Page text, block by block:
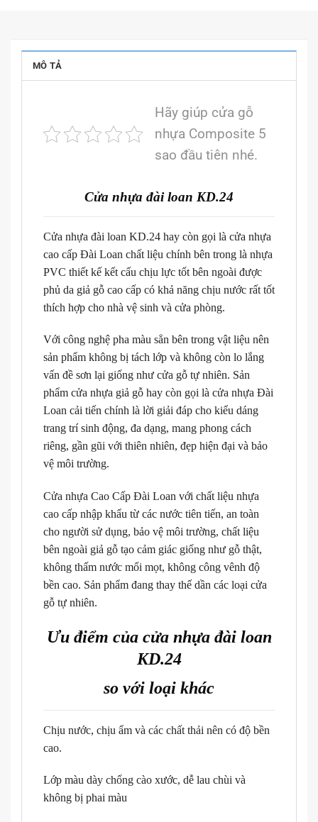
MÔ TẢ
Hãy giúp cửa gỗ
nhựa Composite 5
sao đầu tiên nhé.
Cửa nhựa đài loan KD.24
Cửa nhựa đài loan KD.24 hay còn gọi là cửa nhựa
cao cấp Đài Loan chất liệu chính bên trong là nhựa
PVC thiết kế kết cấu chịu lực tốt bên ngoài được
phủ da giả gỗ cao cấp có khả năng chịu nước rất tốt
thích hợp cho nhà vệ sinh và cửa phòng.
Với công nghệ pha màu sẳn bên trong vật liệu nên
sản phẩm không bị tách lớp và không còn lo lắng
vấn đề sơn lại giống như cửa gỗ tự nhiên. Sản
phẩm cửa nhựa giả gỗ hay còn gọi là cửa nhựa Đài
Loan cải tiến chính là lời giải đáp cho kiểu dáng
trang trí sinh động, đa dạng, mang phong cách
riêng, gần gũi với thiên nhiên, đẹp hiện đại và bảo
vệ môi trường.
Cửa nhựa Cao Cấp Đài Loan với chất liệu nhựa
cao cấp nhập khẩu từ các nước tiên tiến, an toàn
cho người sử dụng, bảo vệ môi trường, chất liệu
bên ngoài giả gỗ tạo cảm giác giống như gỗ thật,
không thấm nước mối mọt, không công vênh độ
bền cao. Sản phẩm đang thay thế dần các loại cửa
gỗ tự nhiên.
Ưu điểm của cửa nhựa đài loan
KD.24
so với loại khác
Chịu nước, chịu ẩm và các chất thải nên có độ bền
cao.
Lớp màu dày chống cào xước, dễ lau chùi và
không bị phai màu